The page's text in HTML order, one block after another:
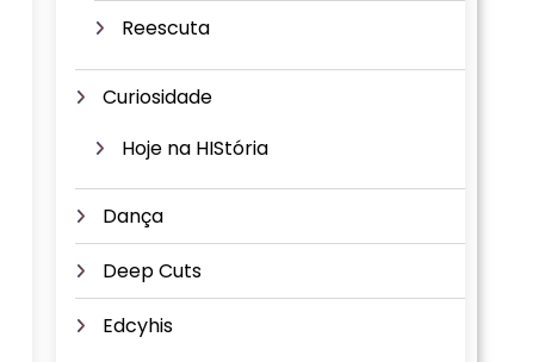
Reescuta
Curiosidade
Hoje na HIStória
Dança
Deep Cuts
Edcyhis